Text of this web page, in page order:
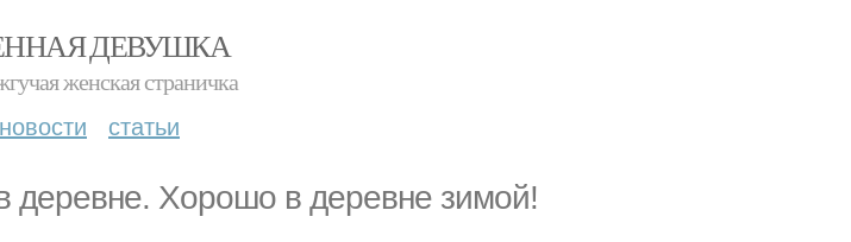
ДЕВУШКА
женская страничка
новости статьи
деревне. Хорошо в деревне зимой!